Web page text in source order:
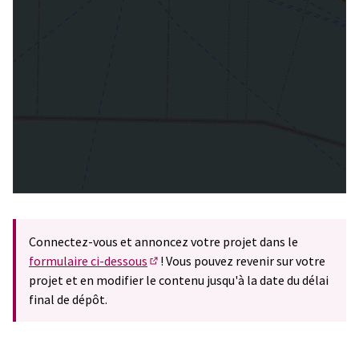
Connectez-vous et annoncez votre projet dans le
formulaire ci-dessous
(S'ouvre dans un nouvel onglet)
! Vous pouvez revenir sur votre
projet et en modifier le contenu jusqu'à la date du délai
final de dépôt.